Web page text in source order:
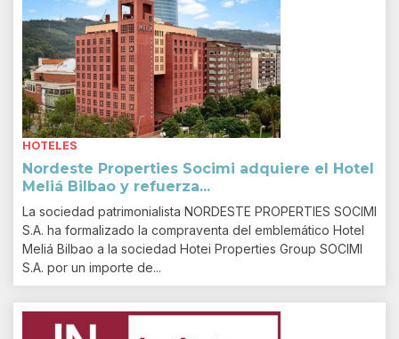
HOTELES
Nordeste Properties Socimi adquiere el Hotel
Meliá Bilbao y refuerza...
La sociedad patrimonialista NORDESTE PROPERTIES SOCIMI
S.A. ha formalizado la compraventa del emblemático Hotel
Meliá Bilbao a la sociedad Hotei Properties Group SOCIMI
S.A. por un importe de...